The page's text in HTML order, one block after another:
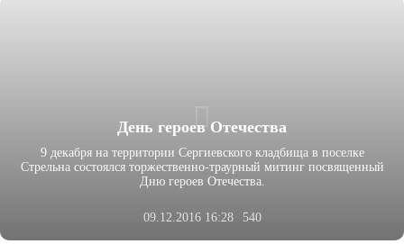
День героев Отечества
9 декабря на территории Сергиевского кладбища в поселке
Стрельна состоялся торжественно-траурный митинг посвященный
Дню героев Отечества.
09.12.2016 16:28 540